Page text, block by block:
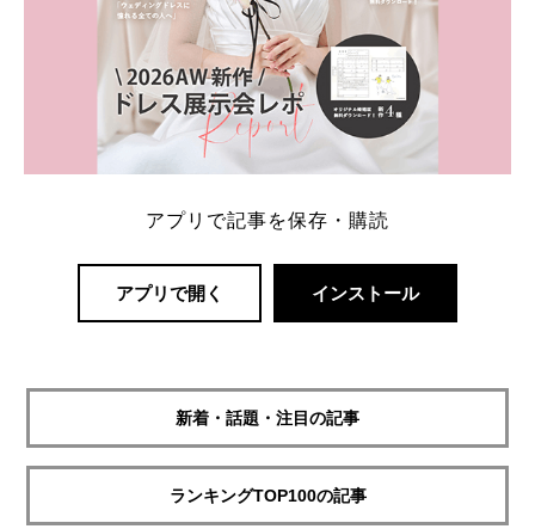
アプリで記事を保存・購読
アプリで開く インストール
新着・話題・注目の記事
ランキングTOP100の記事